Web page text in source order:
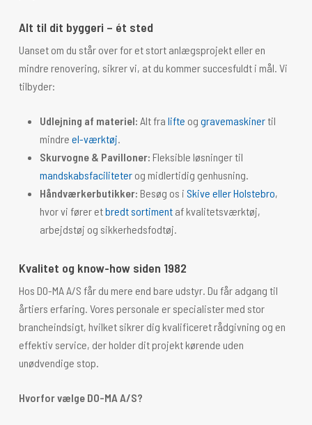
Alt til dit byggeri – ét sted
Uanset om du står over for et stort anlægsprojekt eller en
mindre renovering, sikrer vi, at du kommer succesfuldt i mål. Vi
tilbyder:
Udlejning af materiel: Alt fra lifte og gravemaskinertil
mindre el-værktøj.
Skurvogne & Pavilloner: Fleksible løsninger til
mandskabsfaciliteterog midlertidig genhusning.
Håndværkerbutikker: Besøg os i Skive eller Holstebro,
hvor vi fører etbredt sortimentaf kvalitetsværktøj,
arbejdstøj og sikkerhedsfodtøj.
Kvalitet og know-how siden 1982
Hos DO-MA A/S får du mere end bare udstyr. Du får adgang til
årtiers erfaring. Vores personale er specialister med stor
brancheindsigt, hvilket sikrer dig kvalificeret rådgivning og en
effektiv service, der holder dit projekt kørende uden
unødvendige stop.
Hvorfor vælge DO-MA A/S?